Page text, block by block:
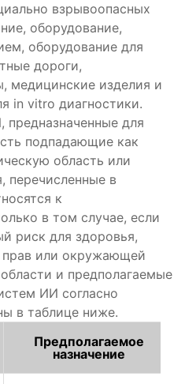
взрывоопасных
оборудование,
оборудование для
дороги,
медицинские изделия и
in vitro диагностики.
для
подпадающие как
область или
перечисленные в
к
в том случае, если
риск для здоровья,
прав или окружающей
и предполагаемые
ИИ согласно
в таблице ниже.
Предполагаемое
назначение